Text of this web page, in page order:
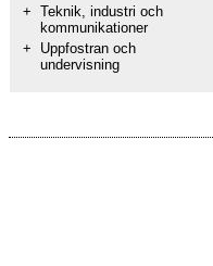
+ Teknik, industri och
kommunikationer
+
Uppfostran och
undervisning